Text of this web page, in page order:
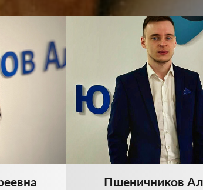
Пшеничников